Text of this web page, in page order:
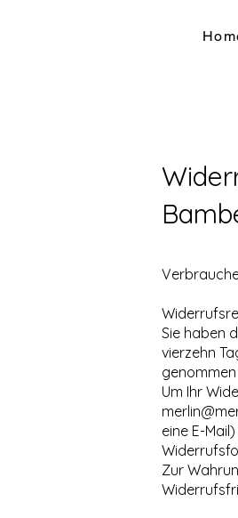
Sie haben
vierzehn
Um Ihr
eine E-
Zur